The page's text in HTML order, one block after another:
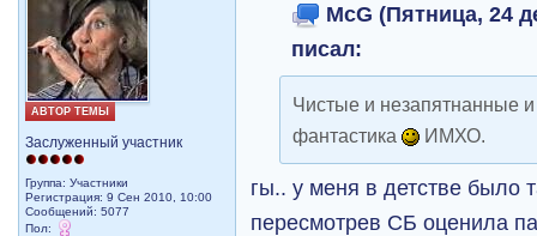
АВТОР ТЕМЫ
Заслуженный участник
Группа: Участники
Регистрация: 9 Сен 2010, 10:00
Сообщений: 5077
Пол:
McG (Пятница, 24
писал:
Чистые и незапятнанные
фантастика
ИМХО.
гы.. у меня в детстве было
пересмотрев СБ оценила